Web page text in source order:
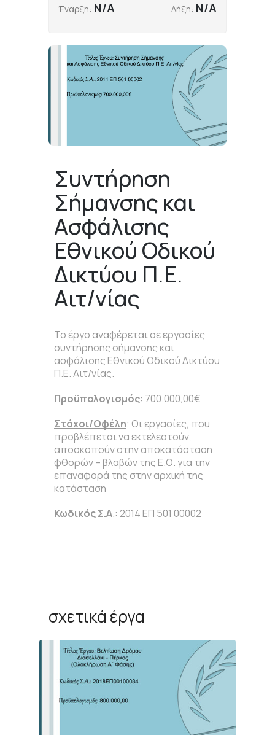
Έναρξη: N/A Λήξη: N/A
Συντήρηση
Σήμανσης και
Ασφάλισης
Εθνικού Οδικού
Δικτύου Π.Ε.
Αιτ/νίας
Το έργο αναφέρεται σε εργασίες
συντήρησης σήμανσης και
ασφάλισης Εθνικού Οδικού Δικτύου
Π.Ε. Αιτ/νίας.
Προϋπολογισμός: 700.000,00€
Στόχοι/Οφέλη: Οι εργασίες, που
προβλέπεται να εκτελεστούν,
αποσκοπούν στην αποκατάσταση
φθορών – βλαβών της Ε.Ο. για την
επαναφορά της στην αρχική της
κατάσταση
Κωδικός Σ.Α.: 2014 ΕΠ 501 00002
σχετικά έργα